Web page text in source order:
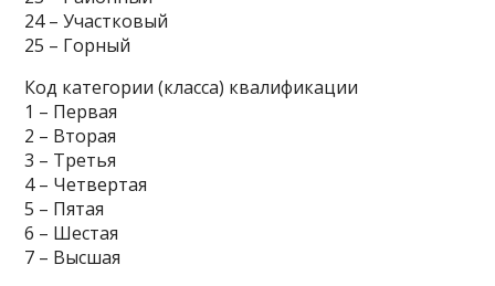
24 – Участковый
25 – Горный
Код категории (класса) квалификации
1 – Первая
2 – Вторая
3 – Третья
4 – Четвертая
5 – Пятая
6 – Шестая
7 – Высшая